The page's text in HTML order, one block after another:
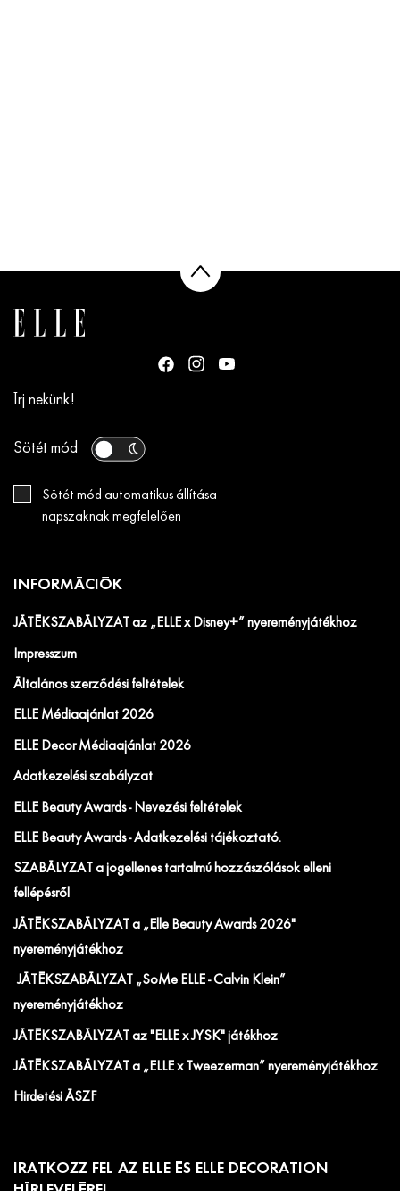
Írj nekünk!
Sötét mód
Sötét mód automatikus állítása
napszaknak megfelelően
INFORMÁCIÓK
JÁTÉKSZABÁLYZAT az „ELLE x Disney+” nyereményjátékhoz
Impresszum
Általános szerződési feltételek
ELLE Médiaajánlat 2026
ELLE Decor Médiaajánlat 2026
Adatkezelési szabályzat
ELLE Beauty Awards - Nevezési feltételek
ELLE Beauty Awards - Adatkezelési tájékoztató.
SZABÁLYZAT a jogellenes tartalmú hozzászólások elleni
fellépésről
JÁTÉKSZABÁLYZAT a „Elle Beauty Awards 2026"
nyereményjátékhoz
JÁTÉKSZABÁLYZAT „SoMe ELLE - Calvin Klein”
nyereményjátékhoz
JÁTÉKSZABÁLYZAT az "ELLE x JYSK" játékhoz
JÁTÉKSZABÁLYZAT a „ELLE x Tweezerman” nyereményjátékhoz
Hirdetési ÁSZF
IRATKOZZ FEL AZ ELLE ÉS ELLE DECORATION